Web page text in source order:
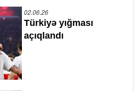
02.06.26
Türkiyə yığması
açıqlandı